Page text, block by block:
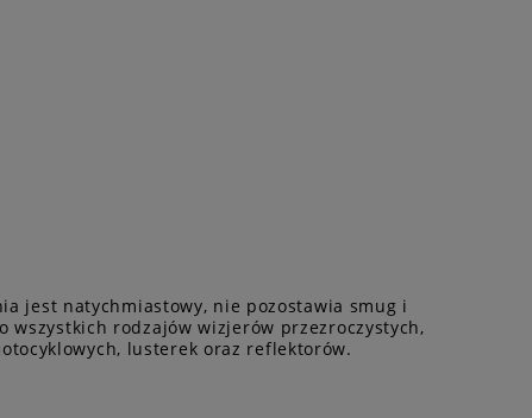
jest natychmiastowy, nie pozostawia smug i
rodzajów wizjerów przezroczystych,
lusterek oraz reflektorów.